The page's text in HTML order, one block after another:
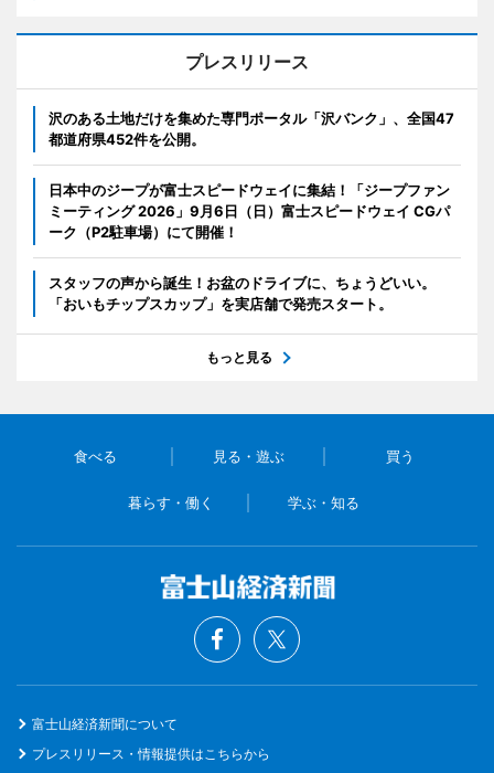
プレスリリース
沢のある土地だけを集めた専門ポータル「沢バンク」、全国47
都道府県452件を公開。
日本中のジープが富士スピードウェイに集結！「ジープファン
ミーティング 2026」9月6日（日）富士スピードウェイ CGパ
ーク（P2駐車場）にて開催！
スタッフの声から誕生！お盆のドライブに、ちょうどいい。
「おいもチップスカップ」を実店舗で発売スタート。
もっと見る
食べる 見る・遊ぶ 買う
暮らす・働く 学ぶ・知る
富士山経済新聞について
プレスリリース・情報提供はこちらから